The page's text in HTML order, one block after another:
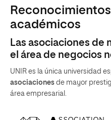
académicos
Las asociaciones de
el área de negocios
UNIR es la única universidad
asociaciones de mayor
área empresarial.